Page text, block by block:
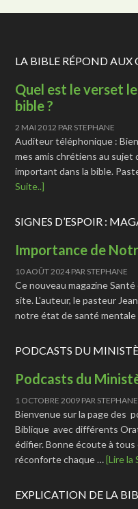
LA BIBLE RÉPOND AUX
Quel est le verset
bible ?
2 MAI 2012 PAR STEPHANE
Auditeur téléphonique :
mes amis chrétiens au sujet
important dans la bible.
Suite..]
SIGNES D’ESPOIR :
Importance de
10 AOÛT 2024PAR STEPHANE
Ce nouveau magazine
site. L'auteur, le pasteur
notre état de santé
PODCASTS DU
Podcasts du
1 OCTOBRE 2009 PAR STEPHANE
Bienvenue sur la page des
Biblique avec différents
édifier. Bonne écoute à
réconforte chaque …[Lire la
EXPLICATION DE LA